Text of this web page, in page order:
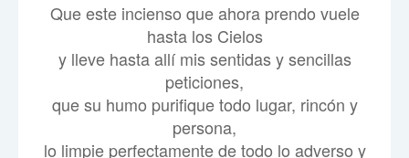
Que este incienso que ahora prendo vuele
hasta los Cielos
y lleve hasta allí mis sentidas y sencillas
peticiones,
que su humo purifique todo lugar, rincón y
persona,
lo limpie perfectamente de todo lo adverso y